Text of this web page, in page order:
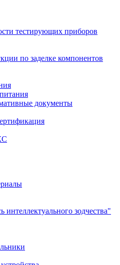
тестирующих приборов
по заделке компонентов
документы
зодчества"